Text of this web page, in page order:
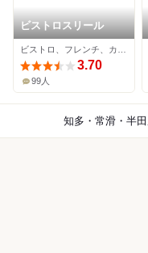
ビストロスリール
3.70
99人